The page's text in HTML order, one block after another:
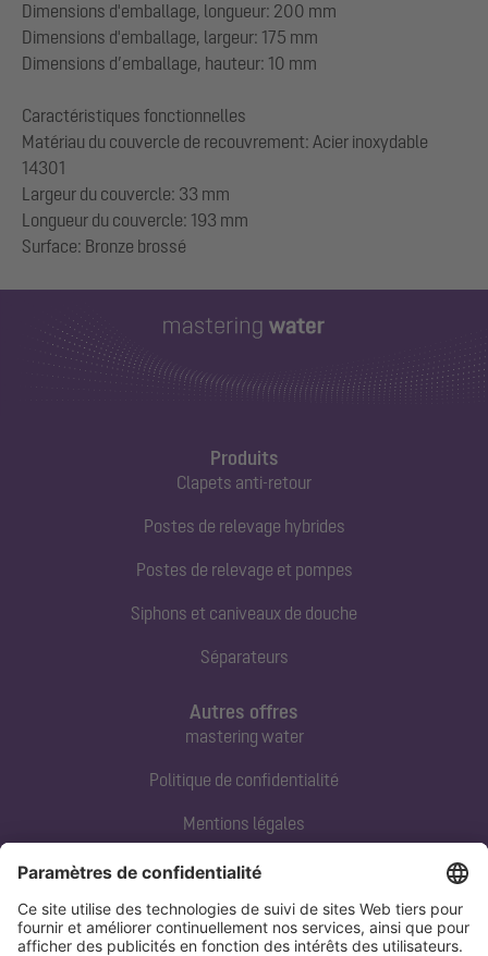
Dimensions d'emballage, longueur: 200 mm
Dimensions d'emballage, largeur: 175 mm
Dimensions d’emballage, hauteur: 10 mm
Caractéristiques fonctionnelles
Matériau du couvercle de recouvrement: Acier inoxydable
14301
Largeur du couvercle: 33 mm
Longueur du couvercle: 193 mm
Produits
Clapets anti-retour
Postes de relevage hybrides
Postes de relevage et pompes
Siphons et caniveaux de douche
Séparateurs
Contact direct
Tel:+33 3 88 65 76 00
Email:info@kessel.fr
Autres offres
mastering water
Politique de confidentialité
Mentions légales